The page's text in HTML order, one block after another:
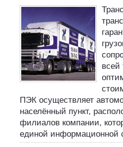
всей
ПЭК осуществляет
населённый пункт,
филиалов компании,
единой информационной